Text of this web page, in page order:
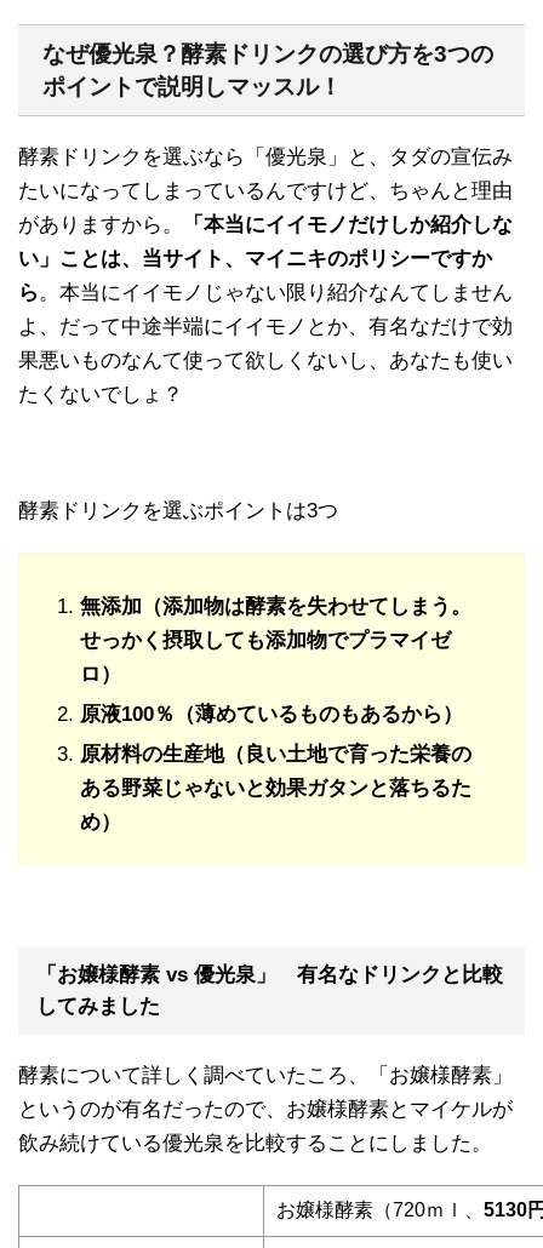
なぜ優光泉？酵素ドリンクの選び方を3つの
ポイントで説明しマッスル！
酵素ドリンクを選ぶなら「優光泉」と、タダの宣伝み
たいになってしまっているんですけど、ちゃんと理由
がありますから。
「本当にイイモノだけしか紹介しな
い」ことは、当サイト、マイニキのポリシーですか
ら 。本当にイイモノじゃない限り紹介なんてしません
よ、だって中途半端にイイモノとか、有名なだけで効
果悪いものなんて使って欲しくないし、あなたも使い
たくないでしょ？
酵素ドリンクを選ぶポイントは3つ
無添加（添加物は酵素を失わせてしまう。
せっかく摂取しても添加物でプラマイゼ
ロ）
原液100％（薄めているものもあるから）
原材料の生産地（良い土地で育った栄養の
ある野菜じゃないと効果ガタンと落ちるた
め）
「お嬢様酵素 vs 優光泉」 有名なドリンクと比較
してみました
酵素について詳しく調べていたころ、「お嬢様酵素」
というのが有名だったので、お嬢様酵素とマイケルが
飲み続けている優光泉を比較することにしました。
お嬢様酵素（720ｍｌ、 5130